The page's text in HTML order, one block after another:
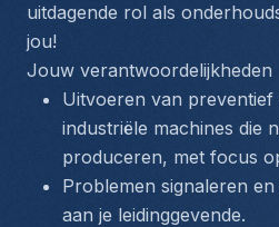
uitdagende rol als
jou!
Jouw verantwoordelijkheden
Uitvoeren van
industriële machines die
produceren, met focus
Problemen signaleren
aan je leidinggevende.